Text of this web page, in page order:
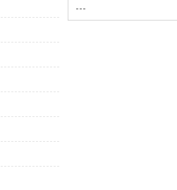
quà hội viên cựu chiến
năm...